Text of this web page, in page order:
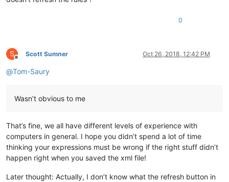
0
S
Offline
Scott Sumner Oct 26, 2018, 12:42 PM
@Tom-Saury
Wasn’t obvious to me
That’s fine, we all have different levels of experience with
computers in general. I hope you didn’t spend a lot of time
thinking your expressions must be wrong if the right stuff didn’t
happen right when you saved the xml file!
Later thought: Actually, I don’t know what the refresh button in